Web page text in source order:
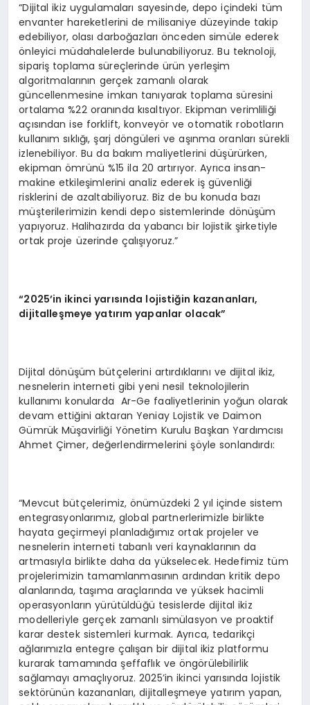
“Dijital ikiz uygulamaları sayesinde, depo içindeki tüm
envanter hareketlerini de milisaniye düzeyinde takip
edebiliyor, olası darboğazları önceden simüle ederek
önleyici müdahalelerde bulunabiliyoruz. Bu teknoloji,
sipariş toplama süreçlerinde ürün yerleşim
algoritmalarının gerçek zamanlı olarak
güncellenmesine imkan tanıyarak toplama süresini
ortalama %22 oranında kısaltıyor. Ekipman verimliliği
açısından ise forklift, konveyör ve otomatik robotların
kullanım sıklığı, şarj döngüleri ve aşınma oranları sürekli
izlenebiliyor. Bu da bakım maliyetlerini düşürürken,
ekipman ömrünü %15 ila 20 artırıyor. Ayrıca insan-
makine etkileşimlerini analiz ederek iş güvenliği
risklerini de azaltabiliyoruz. Biz de bu konuda bazı
müşterilerimizin kendi depo sistemlerinde dönüşüm
yapıyoruz. Halihazırda da yabancı bir lojistik şirketiyle
ortak proje üzerinde çalışıyoruz.”
“2025’in ikinci yarısında lojistiğin kazananları,
dijitalleşmeye yatırım yapanlar olacak”
Dijital dönüşüm bütçelerini artırdıklarını ve dijital ikiz,
nesnelerin interneti gibi yeni nesil teknolojilerin
kullanımı konularda Ar-Ge faaliyetlerinin yoğun olarak
devam ettiğini aktaran Yeniay Lojistik ve Daimon
Gümrük Müşavirliği Yönetim Kurulu Başkan Yardımcısı
Ahmet Çimer, değerlendirmelerini şöyle sonlandırdı:
“Mevcut bütçelerimiz, önümüzdeki 2 yıl içinde sistem
entegrasyonlarımız, global partnerlerimizle birlikte
hayata geçirmeyi planladığımız ortak projeler ve
nesnelerin interneti tabanlı veri kaynaklarının da
artmasıyla birlikte daha da yükselecek. Hedefimiz tüm
projelerimizin tamamlanmasının ardından kritik depo
alanlarında, taşıma araçlarında ve yüksek hacimli
operasyonların yürütüldüğü tesislerde dijital ikiz
modelleriyle gerçek zamanlı simülasyon ve proaktif
karar destek sistemleri kurmak. Ayrıca, tedarikçi
ağlarımızla entegre çalışan bir dijital ikiz platformu
kurarak tamamında şeffaflık ve öngörülebilirlik
sağlamayı amaçlıyoruz. 2025’in ikinci yarısında lojistik
sektörünün kazananları, dijitalleşmeye yatırım yapan,